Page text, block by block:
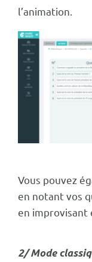
l’animation.
Vous pouvez
en notant vos
en
2/ Mode